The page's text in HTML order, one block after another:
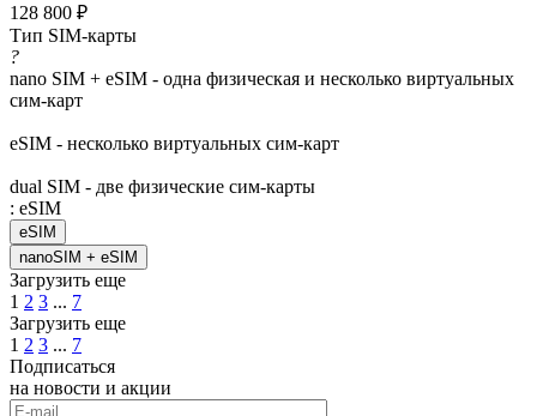
128 800 ₽
Тип SIM-карты
?
nano SIM + eSIM - одна физическая и несколько виртуальных
сим-карт
eSIM - несколько виртуальных сим-карт
dual SIM - две физические сим-карты
: eSIM
eSIM
nanoSIM + eSIM
Загрузить еще
1 2 3 ... 7
Загрузить еще
1 2 3 ... 7
Подписаться
на новости и акции